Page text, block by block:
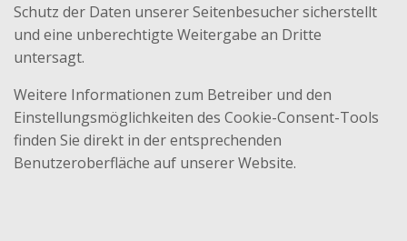
Schutz der Daten unserer Seitenbesucher sicherstellt
und eine unberechtigte Weitergabe an Dritte
untersagt.
Weitere Informationen zum Betreiber und den
Einstellungsmöglichkeiten des Cookie-Consent-Tools
finden Sie direkt in der entsprechenden
Benutzeroberfläche auf unserer Website.